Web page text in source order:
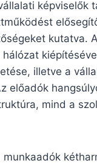
kutatva.
illetve a
előadók
mind a